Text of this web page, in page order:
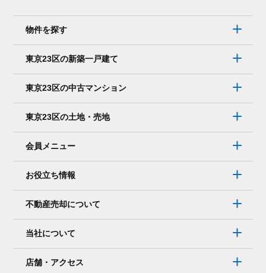
で
は
く、
ー
で
絡
取
た
物件を探す
東京23区の新築一戸建て
東京23区の中古マンション
東京23区の土地・売地
会員メニュー
お役立ち情報
不動産売却について
当社について
店舗・アクセス